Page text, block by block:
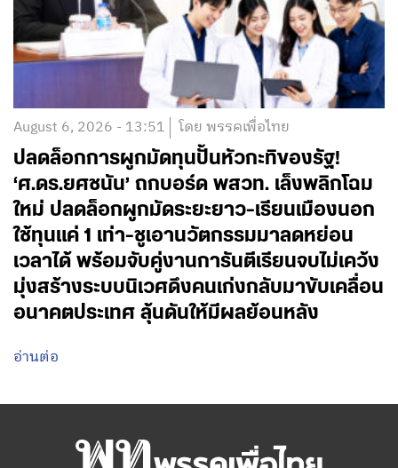
August 6, 2026 - 13:51 โดย พรรคเพื่อไทย
ปลดล็อกการผูกมัดทุนปั้นหัวกะทิของรัฐ!
‘ศ.ดร.ยศชนัน’ ถกบอร์ด พสวท. เล็งพลิกโฉม
ใหม่ ปลดล็อกผูกมัดระยะยาว-เรียนเมืองนอก
ใช้ทุนแค่ 1 เท่า-ชูเอานวัตกรรมมาลดหย่อน
เวลาได้ พร้อมจับคู่งานการันตีเรียนจบไม่เคว้ง
มุ่งสร้างระบบนิเวศดึงคนเก่งกลับมาขับเคลื่อน
อนาคตประเทศ ลุ้นดันให้มีผลย้อนหลัง
อ่านต่อ